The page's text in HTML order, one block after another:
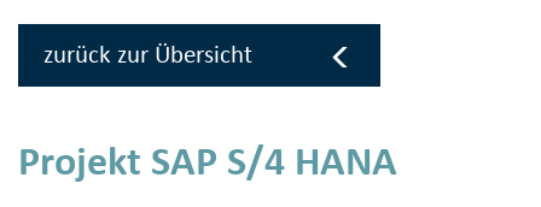
zurück zur Übersicht
Projekt SAP S/4 HANA